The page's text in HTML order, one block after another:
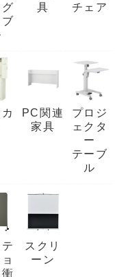
グ
具
チェア
PC関連
家具
プロジ
ェクタ
ー
テーブ
ル
スクリ
ーン